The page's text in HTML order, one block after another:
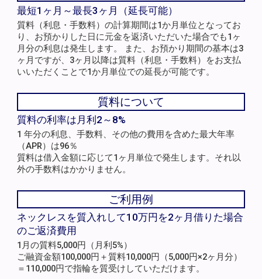
最短1ヶ月～最長3ヶ月（延長可能）
質料（利息・手数料）の計算期間は1か月単位となってお
り、お預かりした日に元金を返済いただいた場合でも1ヶ
月分の利息は発生します。 また、お預かり期間の基本は3
ヶ月ですが、3ヶ月以降は質料（利息・手数料）をお支払
いいただくことで1か月単位での延長が可能です。
質料について
質料の利率は月利2～8%
1 年分の利息、手数料、その他の費用を含めた最大年率
（APR）は96％
質料は借入金額に応じて1ヶ月単位で発生します。それ以
外の手数料はかかりません。
ご利用例
ネックレスを質入れして10万円を2ヶ月借りた場合
のご返済費用
1月の質料5,000円（月利5%）
ご融資金額100,000円＋質料10,000円（5,000円×2ヶ月分）
＝110,000円で指輪を質受けしていただけます。